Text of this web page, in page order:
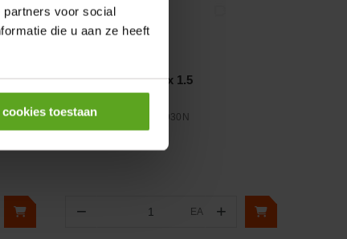
partners voor social
die u aan ze heeft
toestaan
Wielbout NH M16 x 1.5
Artikelnummer:
14257930N
Merknaam:Unbranded
− EA +